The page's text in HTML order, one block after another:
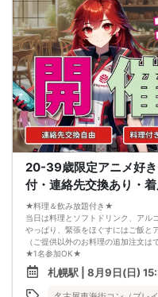
1. ２名様以上でのご参加は必ず同性
2. 服装の指定はございません。多
れています。
3. 開催判断はイベント前日の時点で
なりますが、当日に参加者のキャン
回った場合、一切返金などの保証は
4. イベントページ内の「お申し込み
数、男女比率と異なる可能性がござ
5. 当日は店舗の外ではなく店舗内
で来た」旨をお伝えください。
6. お釣りの用意はございませんの
7. 当日は年齢確認のできる身分証
ことが発覚した場合、参加費を全額
9. 当日受付にお越しになってからの
10. イベント中止に伴うユーザーへ
泊費、通信費等の返金は行いません
11. 領収書の発行はいたしかねます。
お申し込みが完了した時点で上記す
8/9(日)平成生まれ限定コン札幌
20-39歳限定アニメ好
付・連絡先交換あり・
★料理＆飲み放題付き★
当日は料理とソフトドリンク、アル
やっぱり、緊張をほぐすにはご飯と
（ご提供以外のお料理の追加注文は
★1名参加OK★
他の1名参加の方とペアになりますし
基本的には２：２のグループトーク
（１：１でのトークはございません
札幌駅 | 8月9日(日)